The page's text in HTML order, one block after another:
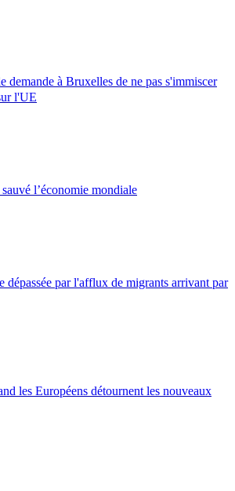
à Bruxelles de ne pas s'immiscer
l'UE
l’économie mondiale
dépassée par l'afflux de migrants arrivant par
les Européens détournent les nouveaux